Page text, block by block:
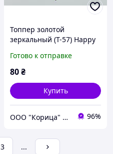
Топпер золотой
зеркальный (Т-57) Happy
Готово к отправке
80₴
Купить
ООО "Корица" Ингредиенты, декор, упаковка от ведущих европейских производителей для кондитеров 96%
3 ...